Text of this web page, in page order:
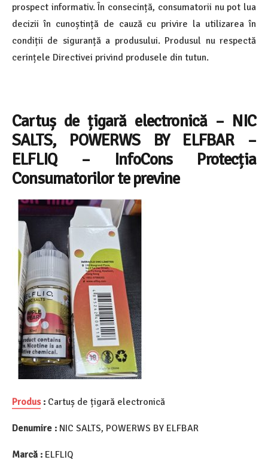
prospect informativ. În consecință, consumatorii nu pot lua
decizii în cunoștință de cauză cu privire la utilizarea în
condiții de siguranță a produsului. Produsul nu respectă
cerințele Directivei privind produsele din tutun.
Cartuș de țigară electronică– NIC
SALTS, POWERWS BY ELFBAR–
ELFLIQ – InfoCons Protecția
Consumatorilor te previne
Produs: Cartuș de țigară electronică
Denumire : NIC SALTS, POWERWS BY ELFBAR
Marcă : ELFLIQ